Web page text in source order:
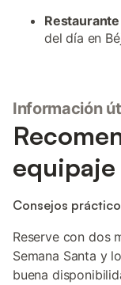
del día en
Información
Consejos
Reserve con dos
Semana Santa y
buena